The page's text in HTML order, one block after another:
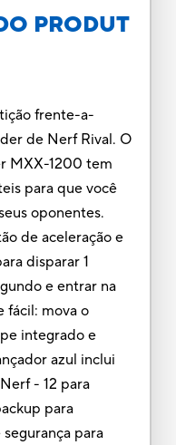
PRODUT
frente-a-
de Nerf Rival. O
MXX-1200 tem
para que você
oponentes.
de aceleração e
disparar 1
e entrar na
fácil: mova o
integrado e
azul inclui
- 12 para
para
para